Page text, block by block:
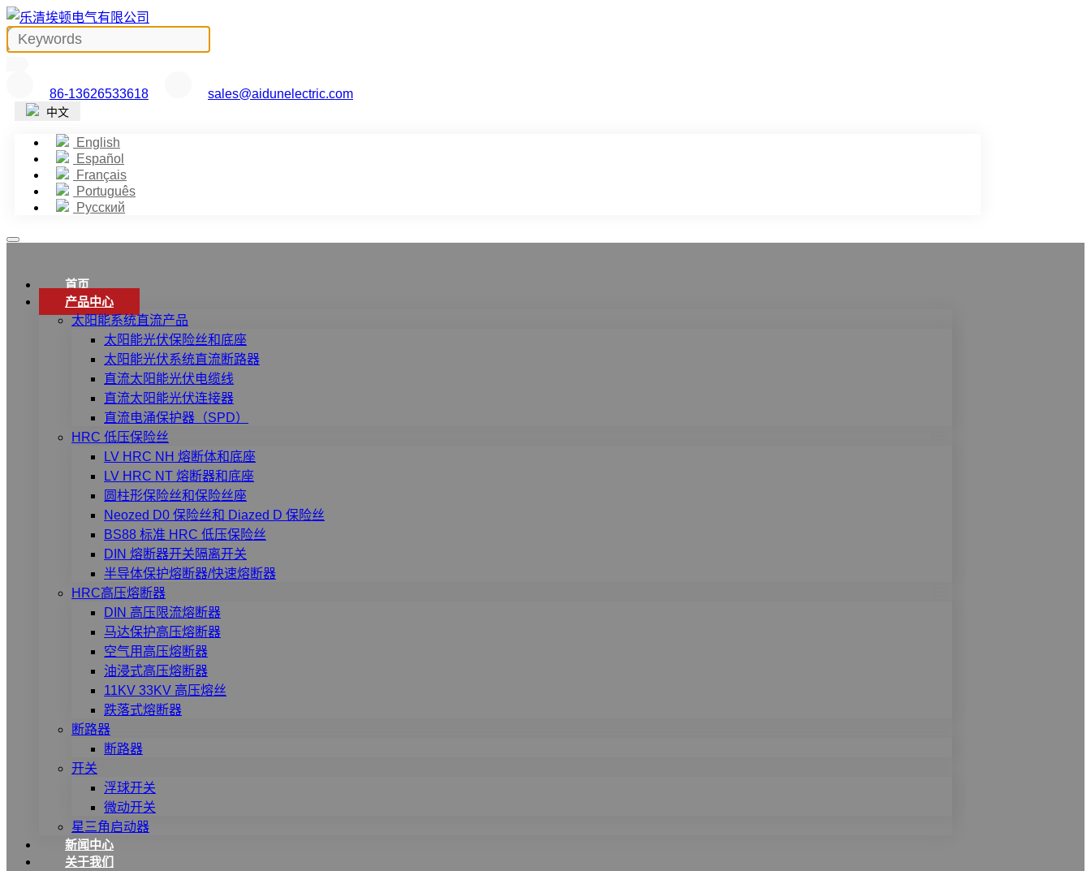
86-13626533618 sales@aidunelectric.com
中文
English
Español
Français
Português
Русский
首页
产品中心
太阳能系统直流产品
太阳能光伏保险丝和底座
太阳能光伏系统直流断路器
直流太阳能光伏电缆线
直流太阳能光伏连接器
直流电涌保护器（SPD）
HRC 低压保险丝
LV HRC NH 熔断体和底座
LV HRC NT 熔断器和底座
圆柱形保险丝和保险丝座
Neozed D0 保险丝和 Diazed D 保险丝
BS88 标准 HRC 低压保险丝
DIN 熔断器开关隔离开关
半导体保护熔断器/快速熔断器
HRC高压熔断器
DIN 高压限流熔断器
马达保护高压熔断器
空气用高压熔断器
油浸式高压熔断器
11KV 33KV 高压熔丝
跌落式熔断器
断路器
断路器
开关
浮球开关
微动开关
星三角启动器
新闻中心
关于我们